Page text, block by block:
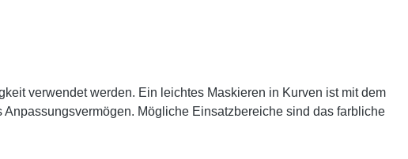
verwendet werden. Ein leichtes Maskieren in Kurven ist mit dem
Mögliche Einsatzbereiche sind das farbliche